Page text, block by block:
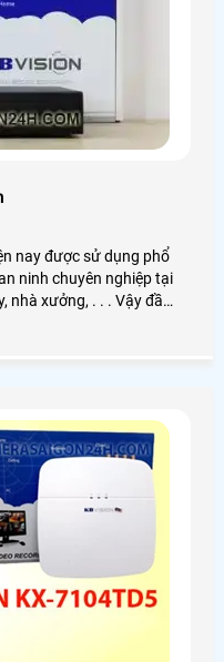
nay được sử dụng phổ
ninh chuyên nghiệp tại
. . . Vậy đầu